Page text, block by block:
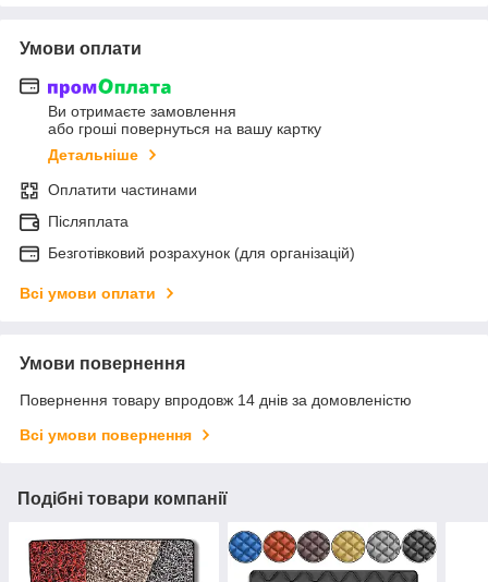
Умови оплати
Ви отримаєте замовлення
або гроші повернуться на вашу картку
Детальніше
Оплатити частинами
Післяплата
Безготівковий розрахунок (для організацій)
Всі умови оплати
Умови повернення
Повернення товару впродовж 14 днів за домовленістю
Всі умови повернення
Подібні товари компанії